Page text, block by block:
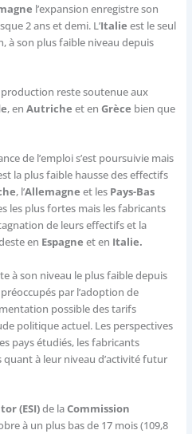
l’expansion enregistre son
2 ans et demi. L’Italie est le seul
à son plus faible niveau depuis
production reste soutenue aux
, en Autriche et en Grèce bien que
de l’emploi s’est poursuivie mais
la plus faible hausse des effectifs
, l’Allemagne et les Pays-Bas
les plus fortes mais les fabricants
de leurs effectifs et la
en Espagne et en Italie.
à son niveau le plus faible depuis
par l’adoption de
possible des tarifs
politique actuel. Les perspectives
pays étudiés, les fabricants
à leur niveau d’activité futur
(ESI)de laCommission
à un plus bas de 17 mois (109,8